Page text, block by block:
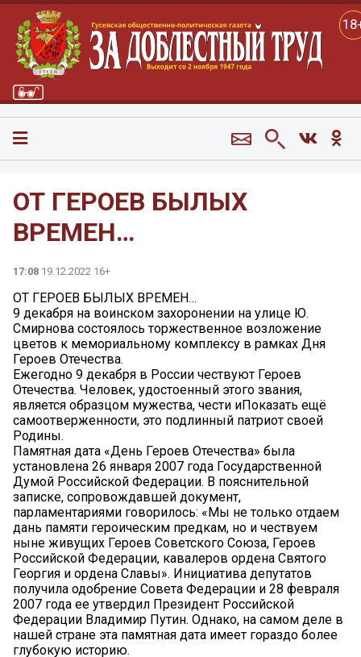
ОТ ГЕРОЕВ БЫЛЫХ
ВРЕМЕН…
17:08 19.12.2022 16+
ОТ ГЕРОЕВ БЫЛЫХ ВРЕМЕН…
9 декабря на воинском захоронении на улице Ю.
Смирнова состоялось торжественное возложение
цветов к мемориальному комплексу в рамках Дня
Героев Отечества.
Ежегодно 9 декабря в России чествуют Героев
Отечества. Человек, удостоенный этого звания,
является образцом мужества, чести иПоказать ещё
самоотверженности, это подлинный патриот своей
Родины.
Памятная дата «День Героев Отечества» была
установлена 26 января 2007 года Государственной
Думой Российской Федерации. В пояснительной
записке, сопровождавшей документ,
парламентариями говорилось: «Мы не только отдаем
дань памяти героическим предкам, но и чествуем
ныне живущих Героев Советского Союза, Героев
Российской Федерации, кавалеров ордена Святого
Георгия и ордена Славы». Инициатива депутатов
получила одобрение Совета Федерации и 28 февраля
2007 года ее утвердил Президент Российской
Федерации Владимир Путин. Однако, на самом деле в
нашей стране эта памятная дата имеет гораздо более
глубокую историю.